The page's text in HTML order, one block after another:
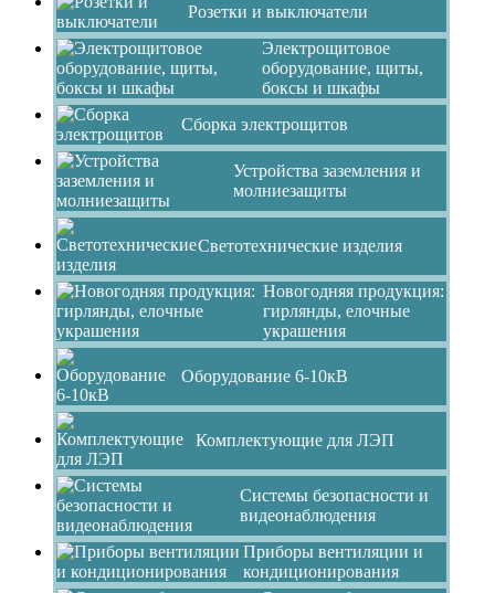
Розетки и выключатели
Электрощитовое
оборудование, щиты,
боксы и шкафы
Сборка электрощитов
Устройства заземления и
молниезащиты
Светотехнические изделия
Новогодняя продукция:
гирлянды, елочные
украшения
Оборудование 6-10кВ
Комплектующие для ЛЭП
Системы безопасности и
видеонаблюдения
Приборы вентиляции и
кондиционирования